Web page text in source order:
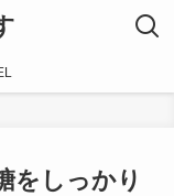
をしっかり